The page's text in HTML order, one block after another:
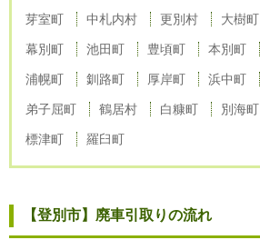
芽室町 中札内村 更別村 大樹町
幕別町 池田町 豊頃町 本別町
浦幌町 釧路町 厚岸町 浜中町
弟子屈町 鶴居村 白糠町 別海町
標津町 羅臼町
【登別市】廃車引取りの流れ